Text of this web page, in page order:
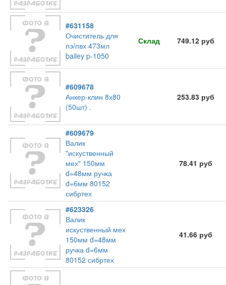
#631158
Очиститель для
пэ/пвх 473мл
bailey p-1050
Склад 749.12 руб
#609678
Анкер-клин 8х80
(50шт) .
253.83 руб
#609679
Валик
"искуственный
мех" 150мм
d=48мм ручка
d=6мм 80152
сибртех
78.41 руб
#623326
Валик
искуственный мех
150мм d=48мм
ручка d=6мм
80152 сибртех
41.66 руб